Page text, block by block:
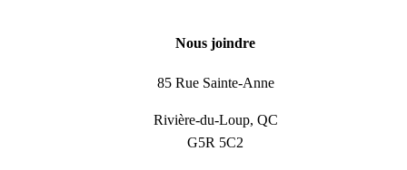
Nous joindre
85 Rue Sainte-Anne
Rivière-du-Loup, QC
G5R 5C2